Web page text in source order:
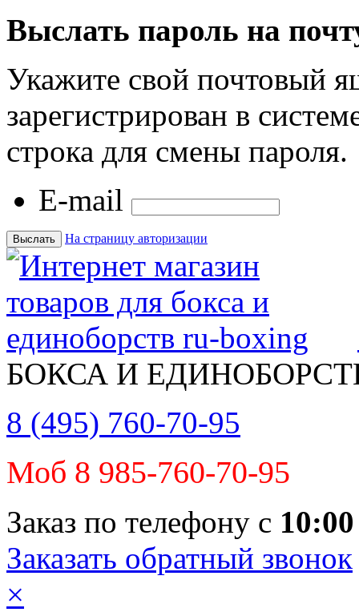
Выслать пароль на
Укажите свой почтовый
зарегистрирован в
строка для смены пароля.
E-mail
На страницу авторизации
БОКСА И
8 (495) 760-70-95
Моб 8 985-760-70-95
Заказ по телефону с 10:00
Заказать обратный звонок
×